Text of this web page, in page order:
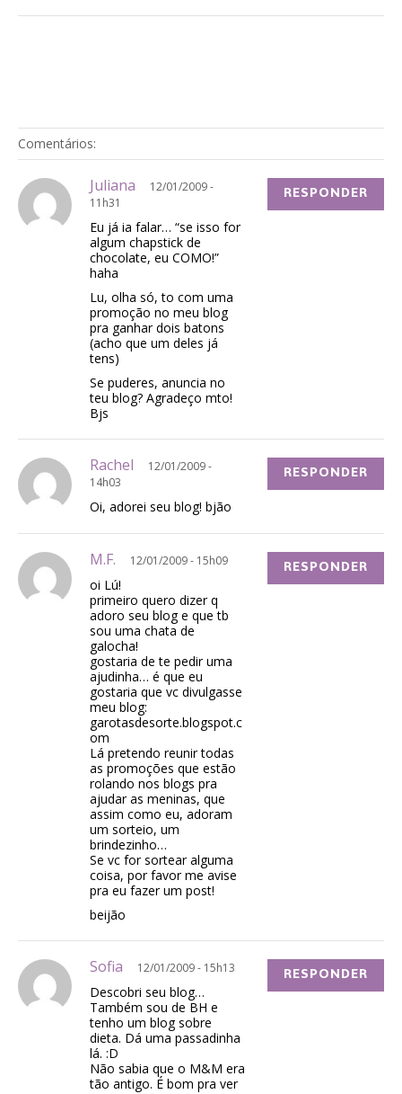
Comentários:
Juliana
12/01/2009 -
11h31
Eu já ia falar… “se isso for
algum chapstick de
chocolate, eu COMO!”
haha
Lu, olha só, to com uma
promoção no meu blog
pra ganhar dois batons
(acho que um deles já
tens)
Se puderes, anuncia no
teu blog? Agradeço mto!
Bjs
RESPONDER
Rachel
12/01/2009 -
14h03
Oi, adorei seu blog! bjão
RESPONDER
M.F. 12/01/2009 - 15h09
oi Lú!
primeiro quero dizer q
adoro seu blog e que tb
sou uma chata de
galocha!
gostaria de te pedir uma
ajudinha… é que eu
gostaria que vc divulgasse
meu blog:
garotasdesorte.blogspot.c
om
Lá pretendo reunir todas
as promoções que estão
rolando nos blogs pra
ajudar as meninas, que
assim como eu, adoram
um sorteio, um
brindezinho…
Se vc for sortear alguma
coisa, por favor me avise
pra eu fazer um post!
beijão
RESPONDER
Sofia 12/01/2009 - 15h13
Descobri seu blog…
Também sou de BH e
tenho um blog sobre
dieta. Dá uma passadinha
lá. :D
Não sabia que o M&M era
tão antigo. É bom pra ver
RESPONDER